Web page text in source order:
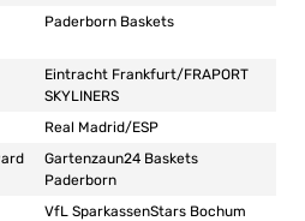
Paderborn Baskets
Eintracht Frankfurt/FRAPORT
SKYLINERS
Real Madrid/ESP
Gartenzaun24 Baskets
Paderborn
VfL SparkassenStars Bochum